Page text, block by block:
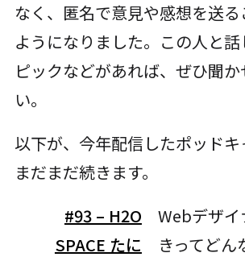
なく、匿名で意見や感想を送る
ようになりました。この人と話
ピックなどがあれば、ぜひ聞
い。
以下が、今年配信したポッドキ
まだまだ続きます。
#93 – H2O
SPACE たに
Webデザイ
きってどん